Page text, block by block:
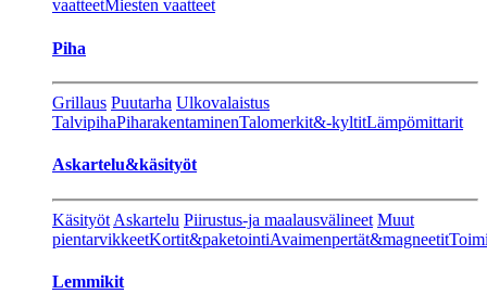
vaatteetMiesten vaatteet
Piha
Grillaus Puutarha Ulkovalaistus
TalvipihaPiharakentaminenTalomerkit&-kyltitLämpömittarit
Askartelu&käsityöt
Käsityöt Askartelu Piirustus-ja maalausvälineet Muut
pientarvikkeetKortit&paketointiAvaimenpertät&magneetit
Lemmikit